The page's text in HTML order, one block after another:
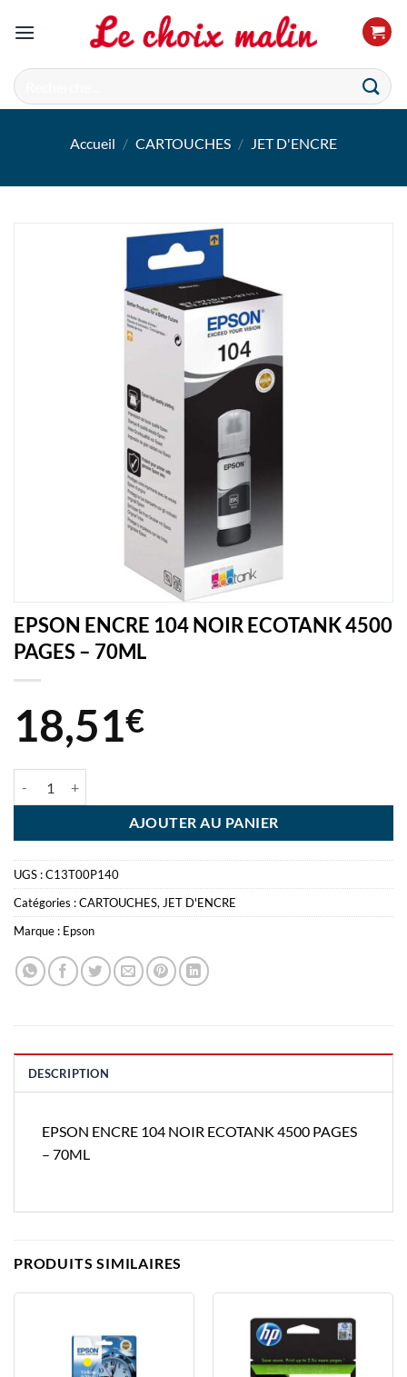
Recherche
pour :
Accueil / CARTOUCHES / JET D'ENCRE
EPSON ENCRE 104 NOIR ECOTANK 4500
PAGES – 70ML
18,51€
AJOUTER AU PANIER
UGS :C13T00P140
Catégories :CARTOUCHES, JET D'ENCRE
Marque : Epson
DESCRIPTION
EPSON ENCRE 104 NOIR ECOTANK 4500 PAGES
– 70ML
PRODUITS SIMILAIRES